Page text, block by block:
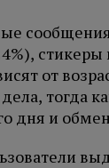
стикеры
от
тогда
дня и